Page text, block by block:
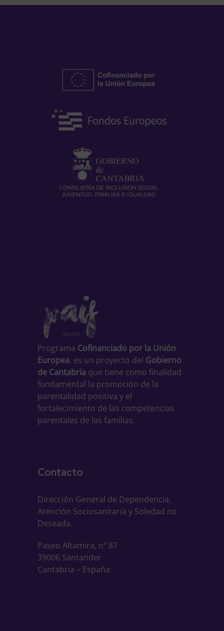
Programa Cofinanciado por la Unión
Europea, es un proyecto del Gobierno
de Cantabria que tiene como finalidad
fundamental la promoción de la
parentalidad positiva y el
fortalecimiento de las competencias
parentales de las familias.
Contacto
Dirección General de Dependencia,
Atención Sociosanitaria y Soledad no
Deseada.
Paseo Altamira, nº 87
39006 Santander
Cantabria – España